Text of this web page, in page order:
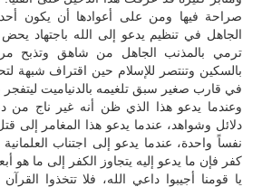
صراحة فيها ومن على أعوادها أن يكون أحد
الجاهل في تنظيم يدعو إلى الله باجتهاد
ترمي بالمذنب الجاهل من شاهق وتذبح
بالسكين وتنتصر للإسلام حين اقتراف شبهة
في قارب صغير سبق تلغيمه بالدنياميت ليتفجر
وعندما يدعو هذا الذي ظن أنه غير ناج من
نفساً واحدة، عندما يدعو إلى اجتناب العلمانية
كفر فإن ما يدعو إليه يتجاوز الكفر إلى ما هو
يا قومنا أجيبوا داعي الله، فلا تتخذوا